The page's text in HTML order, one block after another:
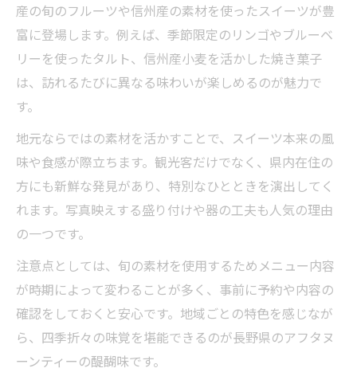
産の旬のフルーツや信州産の素材を使ったスイーツが豊
富に登場します。例えば、季節限定のリンゴやブルーベ
リーを使ったタルト、信州産小麦を活かした焼き菓子
は、訪れるたびに異なる味わいが楽しめるのが魅力で
す。
地元ならではの素材を活かすことで、スイーツ本来の風
味や食感が際立ちます。観光客だけでなく、県内在住の
方にも新鮮な発見があり、特別なひとときを演出してく
れます。写真映えする盛り付けや器の工夫も人気の理由
の一つです。
注意点としては、旬の素材を使用するためメニュー内容
が時期によって変わることが多く、事前に予約や内容の
確認をしておくと安心です。地域ごとの特色を感じなが
ら、四季折々の味覚を堪能できるのが長野県のアフタヌ
ーンティーの醍醐味です。